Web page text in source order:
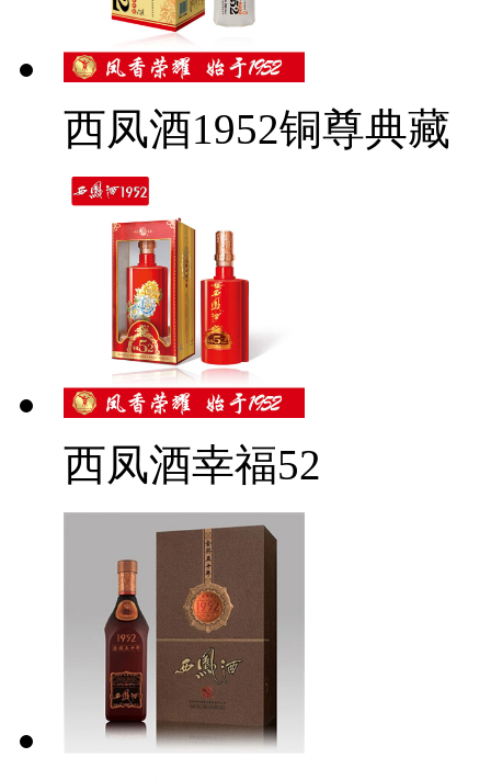
西凤酒1952铜尊典藏
西凤酒幸福52